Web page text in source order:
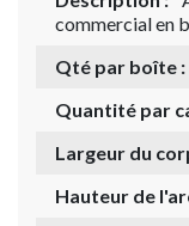
commercial en
Qté par boîte :
Quantité par
Largeur du
Hauteur de